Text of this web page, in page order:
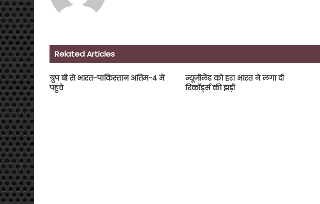
Related Articles
ग्रुप बी से भारत-पाकिस्तान अंतिम-4 में
पहुंचे
न्यूजीलैंड को हरा भारत ने लगा दी
रिकॉर्ड्स की झड़ी